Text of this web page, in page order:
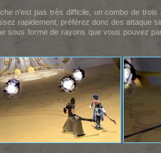
n'est pas très difficile, un combo de
rapidement, préférez donc des attaque
sous forme de rayons que vous pouvez